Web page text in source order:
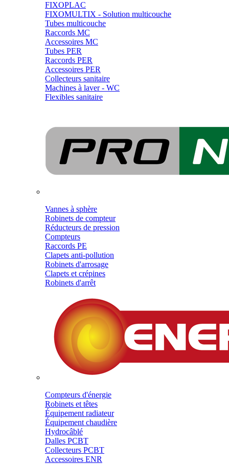
FIXOPLAC
FIXOMULTIX - Solution multicouche
Tubes multicouche
Raccords MC
Accessoires MC
Tubes PER
Raccords PER
Accessoires PER
Collecteurs sanitaire
Machines à laver - WC
Flexibles sanitaire
Vannes à sphère
Robinets de compteur
Réducteurs de pression
Compteurs
Raccords PE
Clapets anti-pollution
Robinets d'arrosage
Clapets et crépines
Robinets d'arrêt
Compteurs d'énergie
Robinets et têtes
Équipement radiateur
Équipement chaudière
Hydrocâblé
Dalles PCBT
Collecteurs PCBT
Accessoires ENR